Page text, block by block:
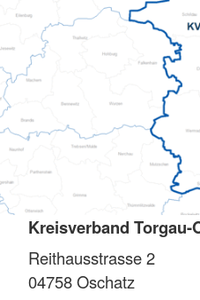
Kreisverband Torgau-
Reithausstrasse 2
04758Oschatz